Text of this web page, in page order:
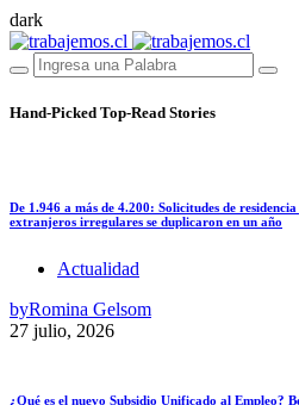
dark
Hand-Picked Top-Read Stories
De 1.946 a más de 4.200: Solicitudes de
extranjeros irregulares se duplicaron en un año
Actualidad
byRomina Gelsom
27 julio, 2026
¿Qué es el nuevo Subsidio Unificado al Empleo?